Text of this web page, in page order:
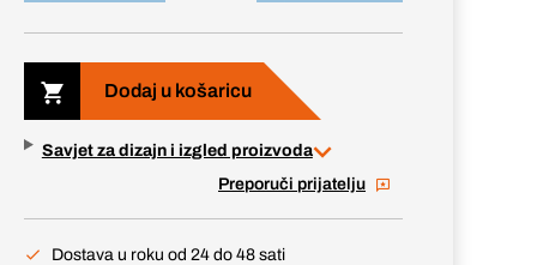
Dodaj u košaricu
Savjet za dizajn i izgled proizvoda
Preporuči prijatelju
Dostava u roku od 24 do 48 sati